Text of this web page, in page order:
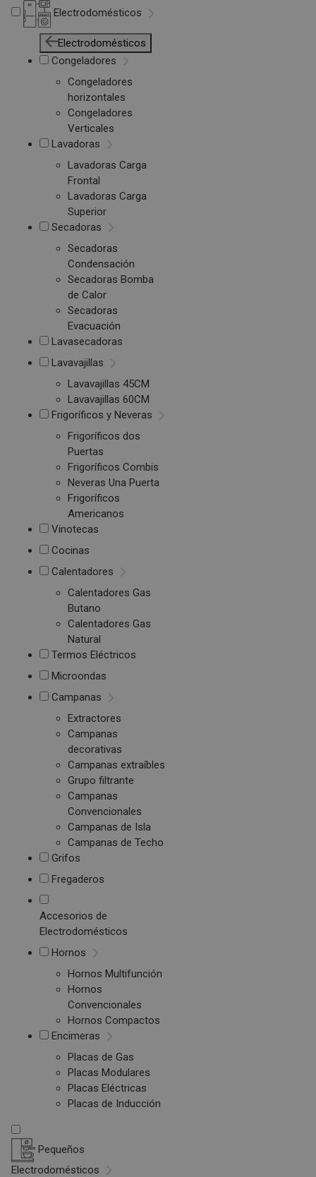
Electrodomésticos
Electrodomésticos
Congeladores
Congeladores
horizontales
Congeladores
Verticales
Lavadoras
Lavadoras Carga
Frontal
Lavadoras Carga
Superior
Secadoras
Secadoras
Condensación
Secadoras Bomba
de Calor
Secadoras
Evacuación
Lavasecadoras
Lavavajillas
Lavavajillas 45CM
Lavavajillas 60CM
Frigoríficos y Neveras
Frigoríficos dos
Puertas
Frigoríficos Combis
Neveras Una Puerta
Frigoríficos
Americanos
Vinotecas
Cocinas
Calentadores
Calentadores Gas
Butano
Calentadores Gas
Natural
Termos Eléctricos
Microondas
Campanas
Extractores
Campanas
decorativas
Campanas extraíbles
Grupo filtrante
Campanas
Convencionales
Campanas de Isla
Campanas de Techo
Grifos
Fregaderos
Accesorios de
Electrodomésticos
Hornos
Hornos Multifunción
Hornos
Convencionales
Hornos Compactos
Encimeras
Placas de Gas
Placas Modulares
Placas Eléctricas
Placas de Inducción
Pequeños
Electrodomésticos